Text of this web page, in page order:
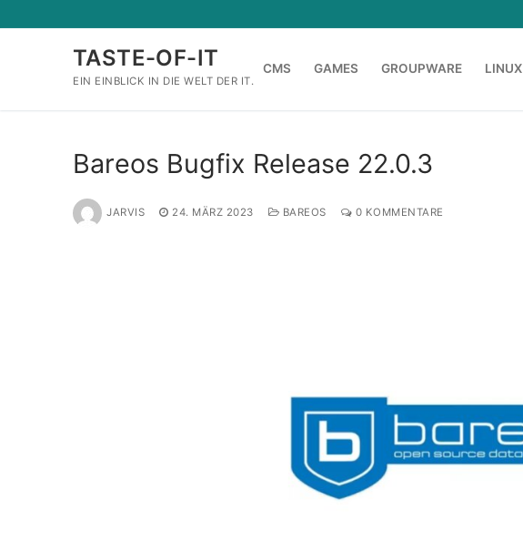
Inhalt
TASTE-OF-IT
EIN EINBLICK IN DIE WELT DER IT.
CMS GAMES GROUPWARE LINUX
Bareos Bugfix Release 22.0.3
JARVIS 24. MÄRZ 2023 BAREOS 0 KOMMENTARE